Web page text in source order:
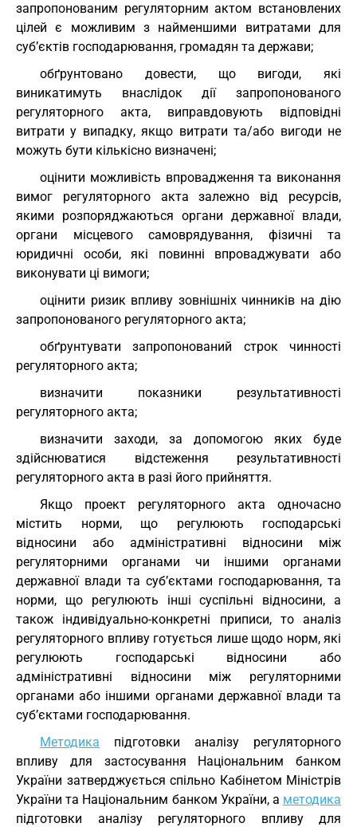
запропонованим регуляторним актом встановлених
цілей є можливим з найменшими витратами для
суб’єктів господарювання, громадян та держави;
обґрунтовано довести, що вигоди, які
виникатимуть внаслідок дії запропонованого
регуляторного акта, виправдовують відповідні
витрати у випадку, якщо витрати та/або вигоди не
можуть бути кількісно визначені;
оцінити можливість впровадження та виконання
вимог регуляторного акта залежно від ресурсів,
якими розпоряджаються органи державної влади,
органи місцевого самоврядування, фізичні та
юридичні особи, які повинні впроваджувати або
виконувати ці вимоги;
оцінити ризик впливу зовнішніх чинників на дію
запропонованого регуляторного акта;
обґрунтувати запропонований строк чинності
регуляторного акта;
визначити показники результативності
регуляторного акта;
визначити заходи, за допомогою яких буде
здійснюватися відстеження результативності
регуляторного акта в разі його прийняття.
Якщо проект регуляторного акта одночасно
містить норми, що регулюють господарські
відносини або адміністративні відносини між
регуляторними органами чи іншими органами
державної влади та суб’єктами господарювання, та
норми, що регулюють інші суспільні відносини, а
також індивідуально-конкретні приписи, то аналіз
регуляторного впливу готується лише щодо норм, які
регулюють господарські відносини або
адміністративні відносини між регуляторними
органами або іншими органами державної влади та
суб’єктами господарювання.
Методика підготовки аналізу регуляторного
впливу для застосування Національним банком
України затверджується спільно Кабінетом Міністрів
України та Національним банком України, а методика
підготовки аналізу регуляторного впливу для